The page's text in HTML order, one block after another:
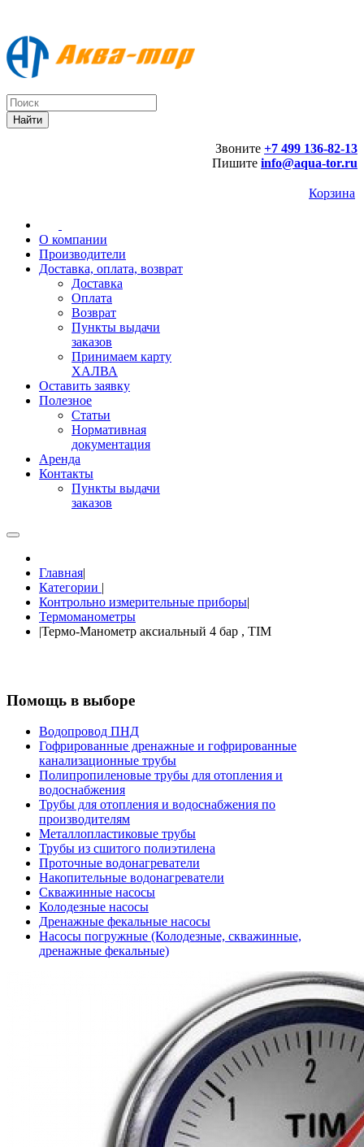
Звоните +7 499 136-82-13
Пишите info@aqua-tor.ru
Корзина
О компании
Производители
Доставка, оплата, возврат
Доставка
Оплата
Возврат
Пункты выдачи
заказов
Принимаем карту
ХАЛВА
Оставить заявку
Полезное
Статьи
Нормативная
документация
Аренда
Контакты
Пункты выдачи
заказов
Главная|
Категории |
Контрольно измерительные приборы|
Термоманометры
|Термо-Манометр аксиальный 4 бар , TIM
Помощь в выборе
Водопровод ПНД
Гофрированные дренажные и гофрированные
канализационные трубы
Полипропиленовые трубы для отопления и
водоснабжения
Трубы для отопления и водоснабжения по
производителям
Металлопластиковые трубы
Трубы из сшитого полиэтилена
Проточные водонагреватели
Накопительные водонагреватели
Скважинные насосы
Колодезные насосы
Дренажные фекальные насосы
Насосы погружные (Колодезные, скважинные,
дренажные фекальные)